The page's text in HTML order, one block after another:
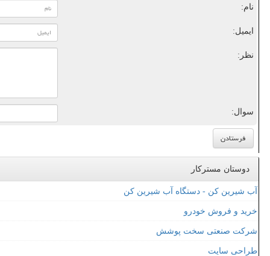
نام:
ایمیل:
نظر:
سوال:
دوستان مسترکار
آب شیرین کن - دستگاه آب شیرین کن
خرید و فروش خودرو
شرکت صنعتی سخت پوشش
طراحی سایت